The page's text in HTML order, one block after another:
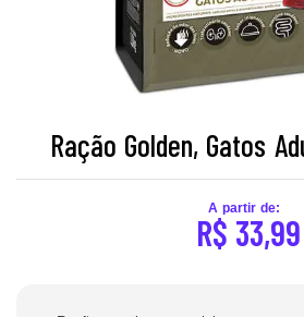
Ração Golden, Gatos
A partir de:
R$ 33,99